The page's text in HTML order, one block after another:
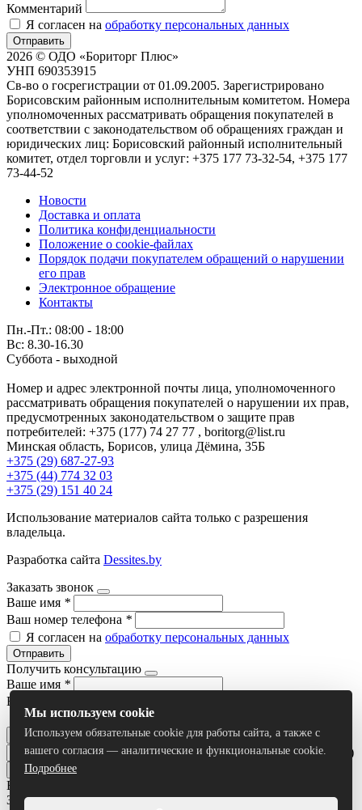
Комментарий
Я согласен на обработку персональных данных
Отправить
2026 © ОДО «Бориторг Плюс»
УНП 690353915
Св-во о госрегистрации от 01.09.2005. Зарегистрировано
Борисовским районным исполнительным комитетом. Номера
уполномоченных рассматривать обращения покупателей в
соответствии с законодательством об обращениях граждан и
юридических лиц: Борисовский районный исполнительный
комитет, отдел торговли и услуг: +375 177 73-32-54, +375 177
73-44-52
Новости
Доставка и оплата
Политика конфиденциальности
Положение о cookie-файлах
Порядок подачи покупателем обращений о нарушении
его прав
Электронное обращение
Контакты
Пн.-Пт.: 08:00 - 18:00
Вс: 8.30-16.30
Суббота - выходной
Номер и адрес электронной почты лица, уполномоченного
рассматривать обращения покупателей о нарушении их прав,
предусмотренных законодательством о защите прав
потребителей: +375 (177) 74 27 77 , boritorg@list.ru
Минская область, Борисов, улица Дёмина, 35Б
+375 (29) 687-27-93
+375 (44) 774 32 03
+375 (29) 151 40 24
Использование материалов сайта только с разрешения
владельца.
Разработка сайта Dessites.by
Заказать звонок
Ваше имя *
Ваш номер телефона *
Я согласен на обработку персональных данных
Отправить
Получить консультацию
Ваше имя *
Ваш номер телефона
Я согласен наобработку персональных данных
Отправить
Умный поиск(тестовый режим)
Все результаты
Задать вопрос
Мы используем cookie
Используем обязательные cookie для работы сайта, а также с
вашего согласия — аналитические и функциональные cookie.
Подробнее